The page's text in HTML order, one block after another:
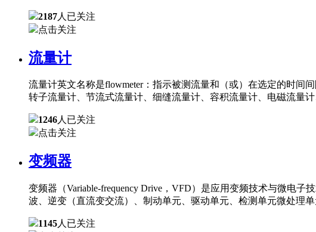
2187人已关注
点击关注
流量计
流量计英文名称是flowmeter：指示被测流量和（或）在选定的时间
转子流量计、节流式流量计、细缝流量计、容积流量计、电磁流量
1246人已关注
点击关注
变频器
变频器（Variable-frequency Drive，VFD）是应用变频技术与微电
波、逆变（直流变交流）、制动单元、驱动单元、检测单元微处理单
1145人已关注